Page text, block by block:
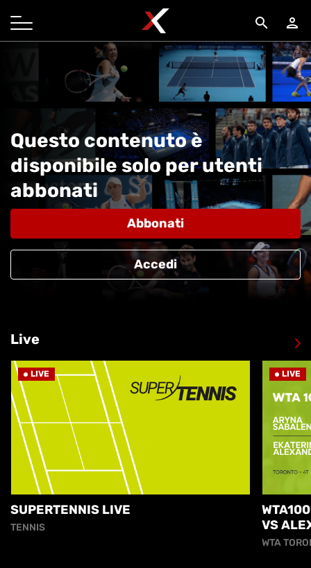
search person
Questo contenuto è
disponibile solo per utenti
abbonati
Abbonati
Accedi
Live
LIVE
SUPERTENNIS LIVE
TENNIS
LIVE
VS
WTA